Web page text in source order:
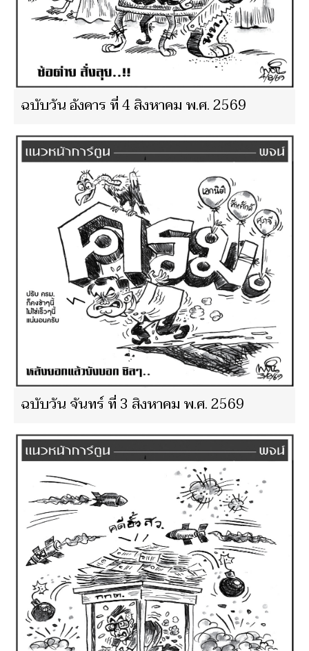
ฉบับวัน อังคาร ที่ 4 สิงหาคม พ.ศ. 2569
ฉบับวัน จันทร์ ที่ 3 สิงหาคม พ.ศ. 2569